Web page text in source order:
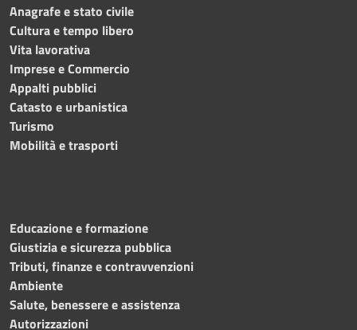
Anagrafe e stato civile
Cultura e tempo libero
Vita lavorativa
Imprese e Commercio
Appalti pubblici
Catasto e urbanistica
Turismo
Mobilità e trasporti
Educazione e formazione
Giustizia e sicurezza pubblica
Tributi, finanze e contravvenzioni
Ambiente
Salute, benessere e assistenza
Autorizzazioni